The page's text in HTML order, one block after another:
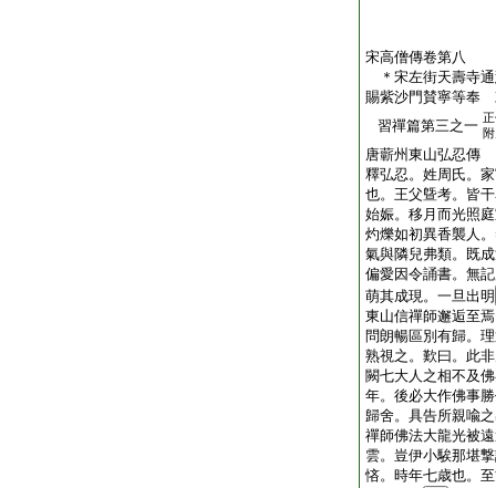
宋高僧傳卷第八
＊宋左街天壽寺
賜紫沙門賛寧等
習禪篇第三之一
唐蘄州東山弘忍傳
釋弘忍。姓周氏。
也。王父曁考。皆
始娠。移月而光照
灼爍如初異香襲人
氣與隣兒弗類。既
偏愛因令誦書。無
萌其成現。一旦出明
東山信禪師邂逅至
問朗暢區別有歸。
熟視之。歎曰。此
闕七大人之相不及
年。後必大作佛事
歸舍。具告所親喩
禪師佛法大龍光被
雲。豈伊小騃那堪
悋。時年七歳也。